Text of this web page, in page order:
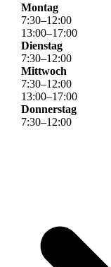
Montag
7:30–12:00
13:00–17:00
Dienstag
7:30–12:00
Mittwoch
7:30–12:00
13:00–17:00
Donnerstag
7:30–12:00